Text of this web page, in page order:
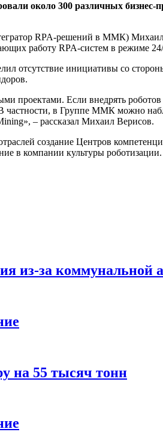
300 различных бизнес-
RPA-решений в ММК)
работу RPA-систем в режиме
отсутствие инициативы со
проектами. Если внедрять
в Группе ММК можно
– рассказал Михаил Верисов.
создание Центров
в компании культуры роботизации.
из-за коммунальной
на 55 тысяч тонн